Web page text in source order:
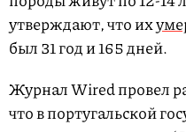
утверждают, что их
был 31 год и 165 дней.
Журнал Wired провел
что в португальской